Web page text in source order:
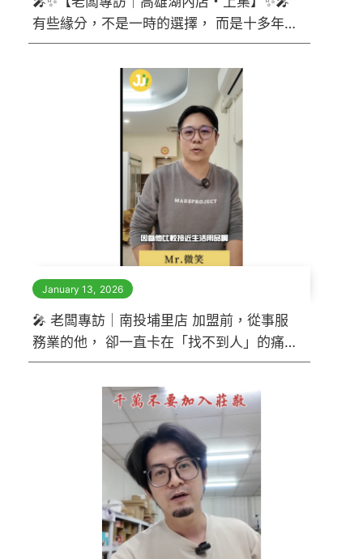
有些緣分，不是一時的選擇， 而是十多年
的累積。 他，是買了 10 多年的團友...
January 13, 2026
🎤 老闆專訪｜南投埔里店 加盟前，從事服
務業的他， 卻一直卡在「找不到人」的痛
點。 後來，他主動來找我們聊加盟